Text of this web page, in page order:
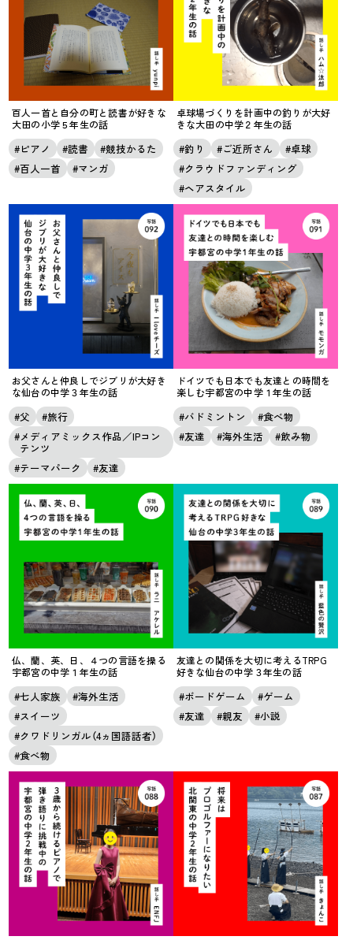
百人一首と自分の町と読書が好きな
大田の小学５年生の話
ピアノ 読書
競技かるた
百人一首
マンガ
卓球場づくりを計画中の釣りが大好
きな大田の中学２年生の話
釣り ご近所さん
卓球
クラウドファンディング
ヘアスタイル
お父さんと仲良しでジブリが大好き
な仙台の中学３年生の話
父
旅行
メディアミックス作品／IPコン
テンツ
テーマパーク
友達
ドイツでも日本でも友達との時間を
楽しむ宇都宮の中学１年生の話
バドミントン
食べ物
友達
海外生活 飲み物
仏、蘭、英、日、４つの言語を操る
宇都宮の中学１年生の話
七人家族
海外生活
スイーツ
クワドリンガル（4ヵ国語話者）
食べ物
友達との関係を大切に考えるTRPG
好きな仙台の中学３年生の話
ボードゲーム
ゲーム
友達
親友 小説